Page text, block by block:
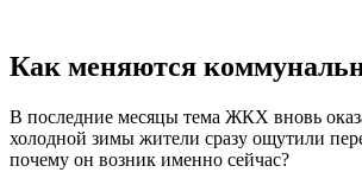
Как меняются
В последние месяцы тема ЖКХ вновь
холодной зимы жители сразу ощутили
почему он возник именно сейчас?